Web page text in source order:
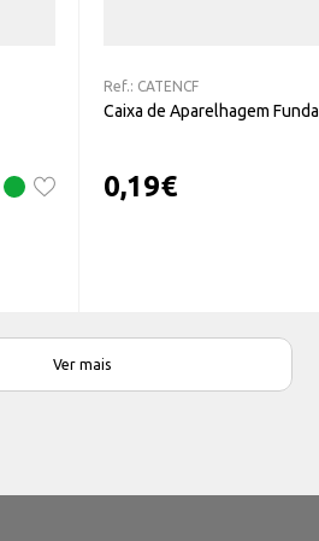
Ref.: CATENCF
Caixa de Aparelhagem Funda
0,19€
Ver mais